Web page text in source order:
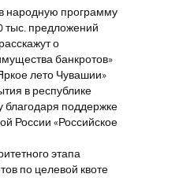
народную программу
тыс. предложений
о
банкротов»
лето Чувашии»
в республике
благодаря поддержке
России «Российское
этапа
по целевой квоте